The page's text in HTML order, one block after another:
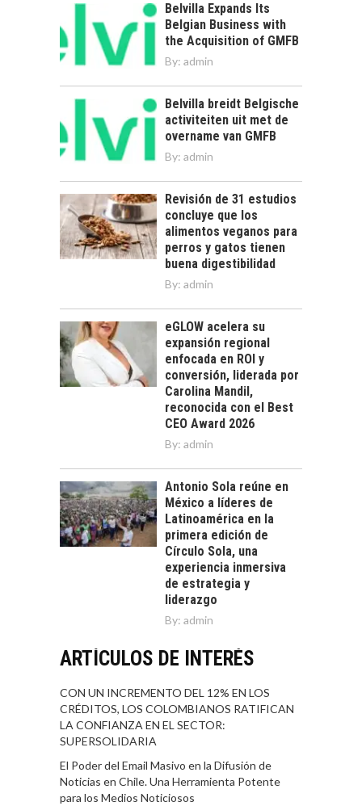
Belvilla Expands Its
Belgian Business with
the Acquisition of GMFB
By: admin
Belvilla breidt Belgische
activiteiten uit met de
overname van GMFB
By: admin
Revisión de 31 estudios
concluye que los
alimentos veganos para
perros y gatos tienen
buena digestibilidad
By: admin
eGLOW acelera su
expansión regional
enfocada en ROI y
conversión, liderada por
Carolina Mandil,
reconocida con el Best
CEO Award 2026
By: admin
Antonio Sola reúne en
México a líderes de
Latinoamérica en la
primera edición de
Círculo Sola, una
experiencia inmersiva
de estrategia y
liderazgo
By: admin
ARTÍCULOS DE INTERÉS
CON UN INCREMENTO DEL 12% EN LOS
CRÉDITOS, LOS COLOMBIANOS RATIFICAN
LA CONFIANZA EN EL SECTOR:
SUPERSOLIDARIA
El Poder del Email Masivo en la Difusión de
Noticias en Chile. Una Herramienta Potente
para los Medios Noticiosos